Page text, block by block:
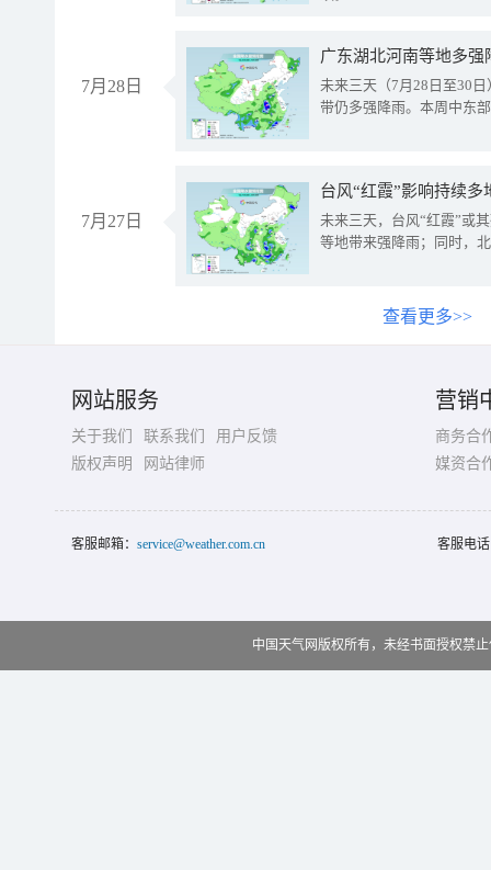
7月28日
广东湖北河南等地多
未来三天（7月28日至30
带仍多强降雨。本周中东
7月27日
台风“红霞”影响持续
未来三天，台风“红霞”或
等地带来强降雨；同时，
查看更多>>
网站服务
关于我们 联系我们
用户反馈
版权声明
网站律师
营销
商务合
媒资合
客服邮箱： service@weather.com.cn 客服电
中国天气网版权所有，未经书面授权